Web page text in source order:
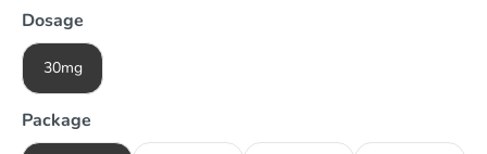
Dosage
30mg
Package